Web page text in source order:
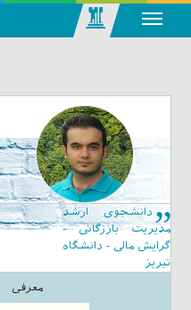
تحلیلی بازار
دانشجوی ارشد
مدیریت بازرگانی -
گرایش مالی - دانشگاه
تبریز
معرفی